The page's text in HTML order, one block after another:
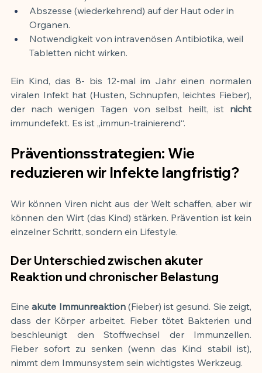
Abszesse (wiederkehrend) auf der Haut oder in
Organen.
Notwendigkeit von intravenösen Antibiotika, weil
Tabletten nicht wirken.
Ein Kind, das 8- bis 12-mal im Jahr einen normalen
viralen Infekt hat (Husten, Schnupfen, leichtes Fieber),
der nach wenigen Tagen von selbst heilt, ist nicht
immundefekt. Es ist „immun-trainierend“.
Präventionsstrategien: Wie
reduzieren wir Infekte langfristig?
Wir können Viren nicht aus der Welt schaffen, aber wir
können den Wirt (das Kind) stärken. Prävention ist kein
einzelner Schritt, sondern ein Lifestyle.
Der Unterschied zwischen akuter
Reaktion und chronischer Belastung
Eine akute Immunreaktion (Fieber) ist gesund. Sie zeigt,
dass der Körper arbeitet. Fieber tötet Bakterien und
beschleunigt den Stoffwechsel der Immunzellen.
Fieber sofort zu senken (wenn das Kind stabil ist),
nimmt dem Immunsystem sein wichtigstes Werkzeug.